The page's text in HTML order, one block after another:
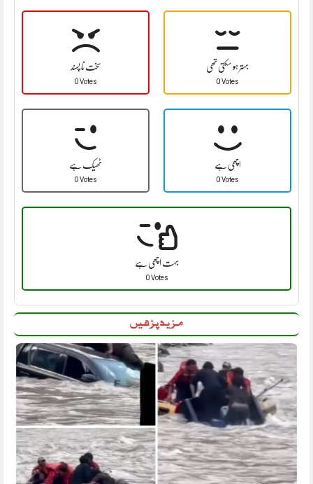
سخت نا پسند
0 Votes
بہتر ہو سکتی تھی
0 Votes
ٹھیک ہے
0 Votes
اچھی ہے
0 Votes
بہت اچھی ہے
0 Votes
مزید پڑھیں